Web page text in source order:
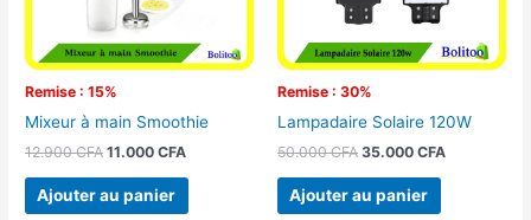
Remise : 15%
Mixeur à main Smoothie
12.900CFA 11.000CFA
Ajouter au panier
Remise : 30%
Lampadaire Solaire 120W
50.000CFA 35.000 CFA
Ajouter au panier